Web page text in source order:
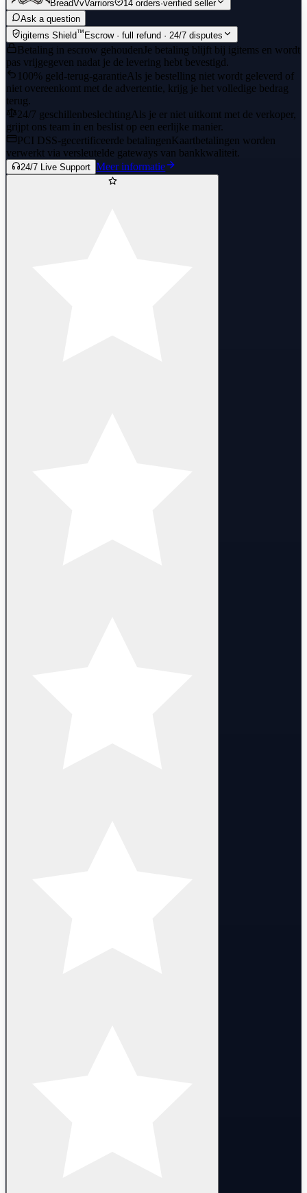
BreadVvVarriors 14 orders·verified seller
Ask a question
igitems Shield™ Escrow · full refund · 24/7 disputes
Betaling in escrow gehouden Je betaling blijft bij igitems en wordt
pas vrijgegeven nadat je de levering hebt bevestigd.
100% geld-terug-garantieAls je bestelling niet wordt geleverd of
niet overeenkomt met de advertentie, krijg je het volledige bedrag
terug.
24/7 geschillenbeslechtingAls je er niet uitkomt met de verkoper,
grijpt ons team in en beslist op een eerlijke manier.
PCI DSS-gecertificeerde betalingenKaartbetalingen worden
verwerkt via versleutelde gateways van bankkwaliteit.
24/7 Live Support Meer informatie